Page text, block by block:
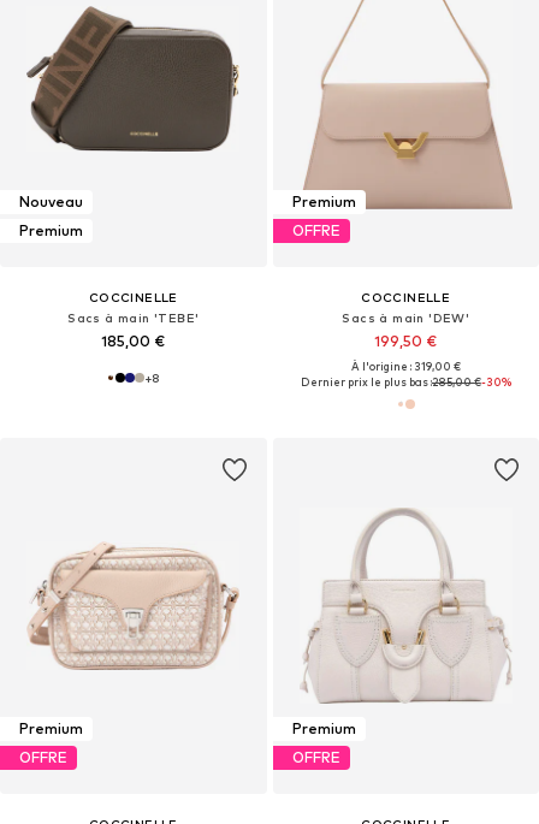
Nouveau
Premium
COCCINELLE
Sacs à main 'TEBE'
185,00 €
+8
Premium
OFFRE
COCCINELLE
Sacs à main 'DEW'
199,50 €
À l'origine : 319,00 €
Dernier prix le plus bas :285,00 €-30%
Premium
OFFRE
Premium
OFFRE